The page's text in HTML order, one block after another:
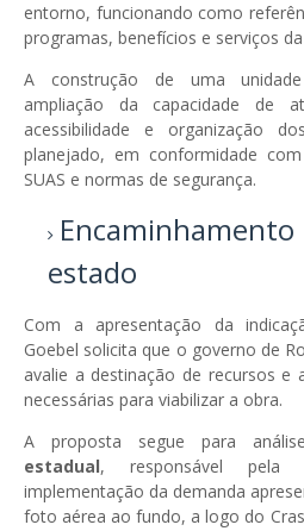
entorno, funcionando como
programas, benefícios e serviços
A construção de uma
ampliação da capacidade de
acessibilidade e organização
planejado, em conformidade
SUAS e normas de segurança.
estado
Com a apresentação da
Goebel solicita que o governo de
avalie a destinação de recursos e
necessárias para viabilizar a obra.
A proposta segue para
estadual, responsável pela
implementação da demanda
foto aérea ao fundo, a logo do